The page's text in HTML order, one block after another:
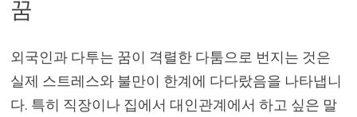
꿈
외국인과 다투는 꿈이 격렬한 다툼으로 번지는 것은
실제 스트레스와 불만이 한계에 다다랐음을 나타냅니
다. 특히 직장이나 집에서 대인관계에서 하고 싶은 말